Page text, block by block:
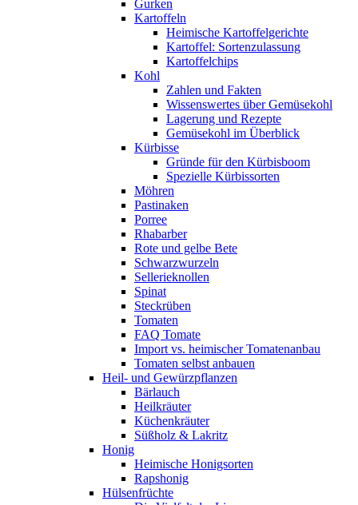
Gurken
Kartoffeln
Heimische Kartoffelgerichte
Kartoffel: Sortenzulassung
Kartoffelchips
Kohl
Zahlen und Fakten
Wissenswertes über Gemüsekohl
Lagerung und Rezepte
Gemüsekohl im Überblick
Kürbisse
Gründe für den Kürbisboom
Spezielle Kürbissorten
Möhren
Pastinaken
Porree
Rhabarber
Rote und gelbe Bete
Schwarzwurzeln
Sellerieknollen
Spinat
Steckrüben
Tomaten
FAQ Tomate
Import vs. heimischer Tomatenanbau
Tomaten selbst anbauen
Heil- und Gewürzpflanzen
Bärlauch
Heilkräuter
Küchenkräuter
Süßholz & Lakritz
Honig
Heimische Honigsorten
Rapshonig
Hülsenfrüchte